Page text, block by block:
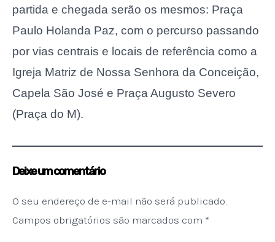
partida e chegada serão os mesmos: Praça
Paulo Holanda Paz, com o percurso passando
por vias centrais e locais de referência como a
Igreja Matriz de Nossa Senhora da Conceição,
Capela São José e Praça Augusto Severo
(Praça do M).
Deixe um comentário
O seu endereço de e-mail não será publicado.
Campos obrigatórios são marcados com *